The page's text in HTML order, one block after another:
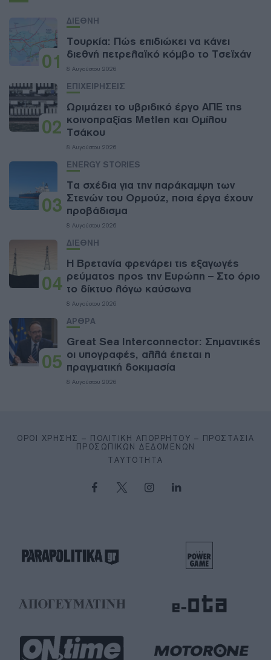
01
ΔΙΕΘΝΗ
Τουρκία: Πώς επιδιώκει να κάνει
διεθνή πετρελαϊκό κόμβο το Τσεϊχάν
8 Αυγούστου 2026
02
ΕΠΙΧΕΙΡΗΣΕΙΣ
Ωριμάζει το υβριδικό έργο ΑΠΕ της
κοινοπραξίας Metlen και Ομίλου
Τσάκου
8 Αυγούστου 2026
03
ENERGY STORIES
Τα σχέδια για την παράκαμψη των
Στενών του Ορμούζ, ποια έργα έχουν
προβάδισμα
8 Αυγούστου 2026
04
ΔΙΕΘΝΗ
Η Βρετανία φρενάρει τις εξαγωγές
ρεύματος προς την Ευρώπη – Στο όριο
το δίκτυο λόγω καύσωνα
8 Αυγούστου 2026
05
ΑΡΘΡΑ
Great Sea Interconnector: Σημαντικές
οι υπογραφές, αλλά έπεται η
πραγματική δοκιμασία
8 Αυγούστου 2026
ΌΡΟΙ ΧΡΉΣΗΣ – ΠΟΛΙΤΙΚΉ ΑΠΟΡΡΉΤΟΥ – ΠΡΟΣΤΑΣΊΑ
ΠΡΟΣΩΠΙΚΏΝ ΔΕΔΟΜΈΝΩΝ
ΤΑΥΤΌΤΗΤΑ